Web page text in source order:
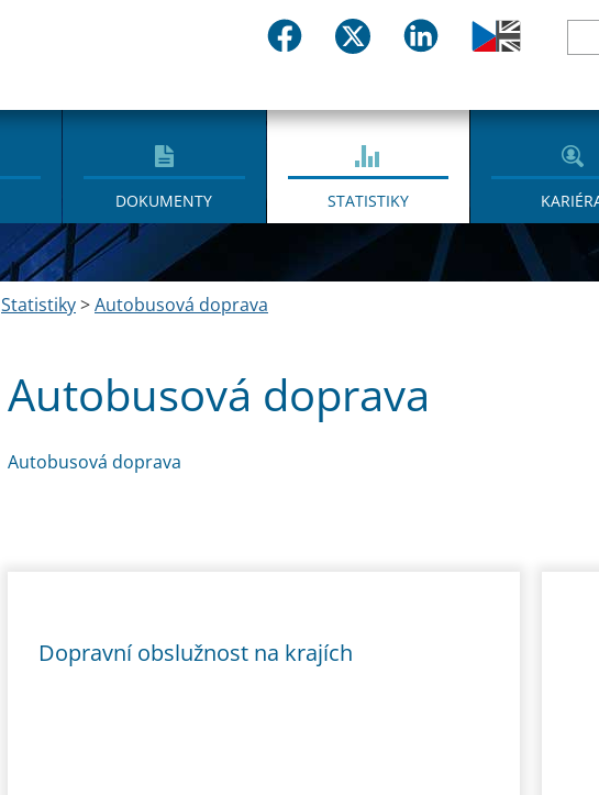
DOKUMENTY STATISTIKY
Statistiky>Autobusová doprava
Autobusová doprava
Autobusová doprava
Dopravní obslužnost na krajích